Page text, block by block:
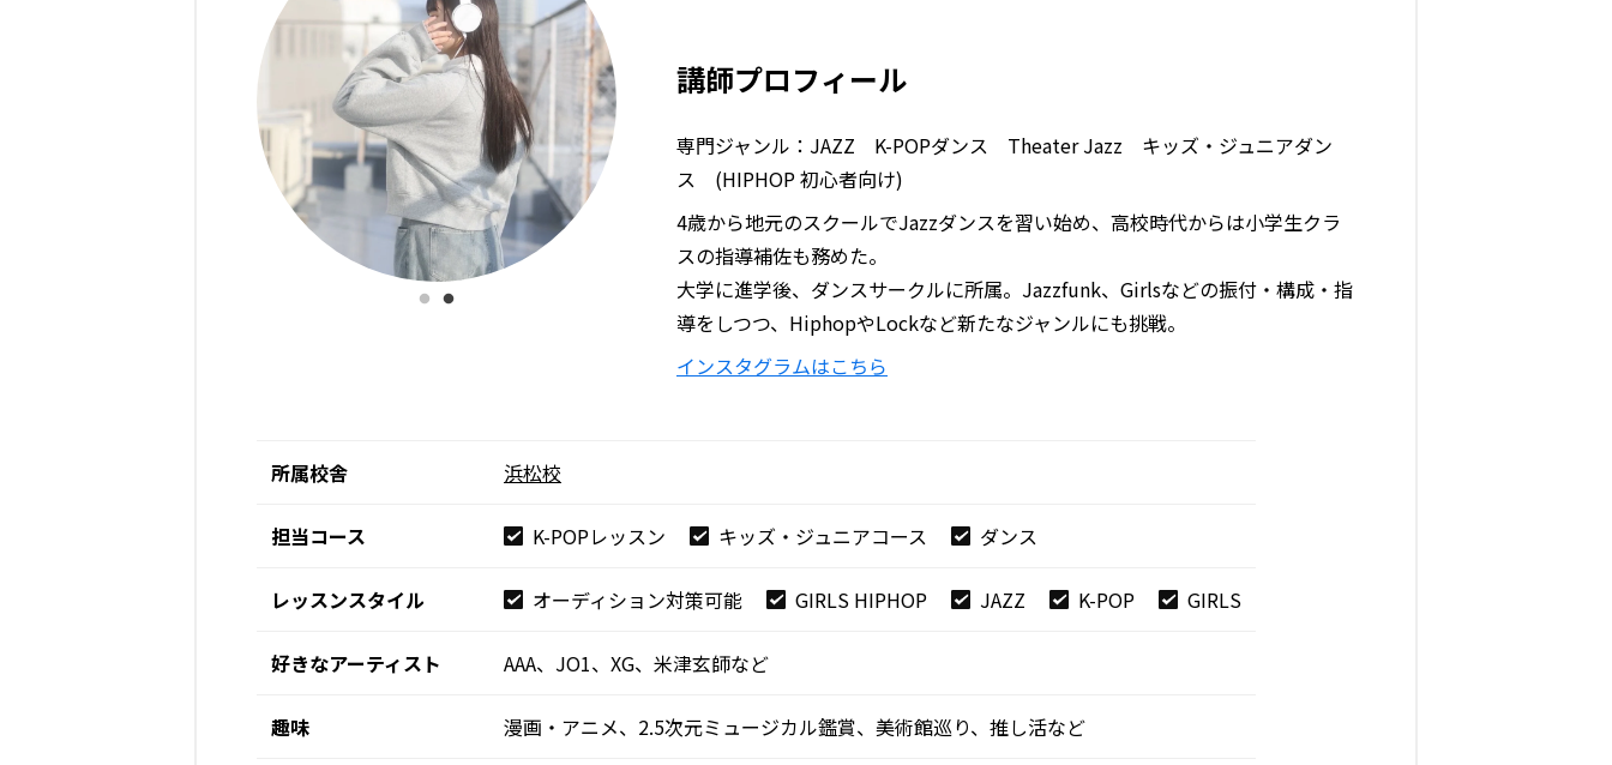
講師プロフィール
専門ジャンル：JAZZ K-POPダンス Theater Jazz キッズ・ジュニアダン
ス (HIPHOP 初心者向け)
4歳から地元のスクールでJazzダンスを習い始め、高校時代からは小学生クラ
スの指導補佐も務めた。
大学に進学後、ダンスサークルに所属。Jazzfunk、Girlsなどの振付・構成・指
導をしつつ、HiphopやLockなど新たなジャンルにも挑戦。
インスタグラムはこちら
所属校舎 浜松校
担当コース K-POPレッスン キッズ・ジュニアコース ダンス
レッスンスタイル オーディション対策可能 GIRLS HIPHOP JAZZ K-POP GIRLS
好きなアーティスト AAA、JO1、XG、米津玄師など
趣味 漫画・アニメ、2.5次元ミュージカル鑑賞、美術館巡り、推し活など